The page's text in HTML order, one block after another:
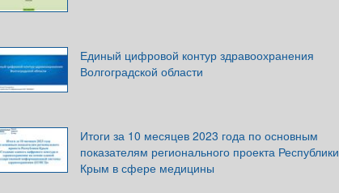
Единый цифровой контур здравоохранения
Волгоградской области
Итоги за 10 месяцев 2023 года по основным
показателям регионального проекта Республики
Крым в сфере медицины